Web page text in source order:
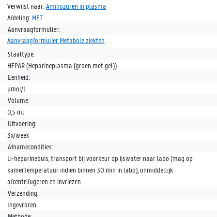
Verwijst naar: Aminozuren in plasma
Afdeling: MET
Aanvraagformulier:
Aanvraagformulier Metabole ziekten
Staaltype:
HEPAR (Heparineplasma (groen met gel))
Eenheid:
µmol/L
Volume:
0,5 ml
Uitvoering:
3x/week
Afnamecondities:
Li-heparinebuis, transport bij voorkeur op ijswater naar labo (mag op
kamertemperatuur indien binnen 30 min in labo), onmiddellijk
afcentrifugeren en invriezen
Verzending:
Ingevroren